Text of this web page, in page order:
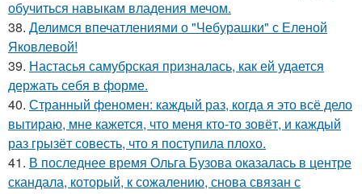
обучиться навыкам владения мечом.
38. Делимся впечатлениями о "Чебурашки" с Еленой
Яковлевой!
39. Настасья самубрская призналась, как ей удается
держать себя в форме.
40. Странный феномен: каждый раз, когда я это всё дело
вытираю, мне кажется, что меня кто-то зовёт, и каждый
раз грызёт совесть, что я поступила плохо.
41. В последнее время Ольга Бузова оказалась в центре
скандала, который, к сожалению, снова связан с